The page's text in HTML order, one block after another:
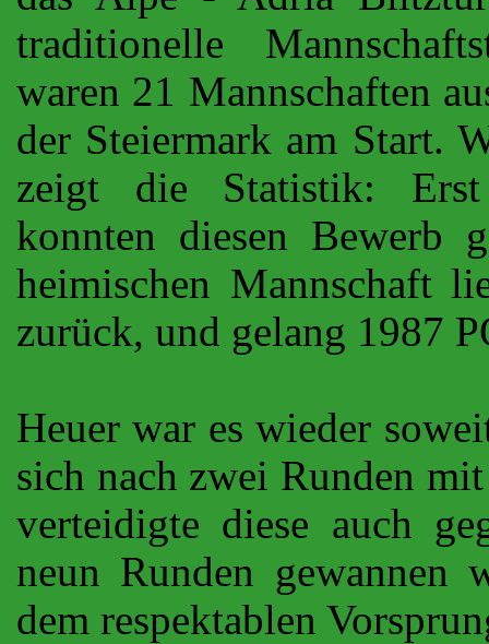
traditionelle
waren 21 Mannschaften
der Steiermark am Start.
zeigt die Statistik:
konnten diesen Bewerb
heimischen Mannschaft
zurück, und gelang 1987
Heuer war es wieder
sich nach zwei Runden
verteidigte diese auch
neun Runden gewannen
dem respektablen